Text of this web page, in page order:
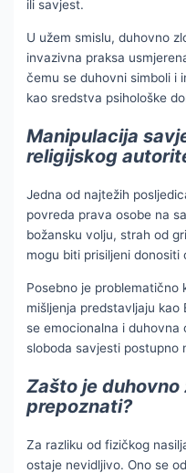
ili savjest.
U užem smislu, duhovno
invazivna praksa
čemu se duhovni simboli i
kao sredstva psihološke
Manipulacija
religijskog
Jedna od najtežih
povreda prava osobe na
božansku volju, strah od
mogu biti prisiljeni donositi
Posebno je
mišljenja predstavljaju
se emocionalna i
sloboda savjesti postupno
Zašto je
prepoznati?
Za razliku od fizičkog
ostaje nevidljivo. Ono se